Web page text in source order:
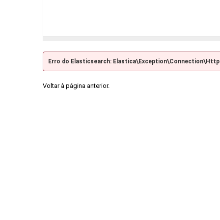
Erro do Elasticsearch:
Voltar à página anterior.